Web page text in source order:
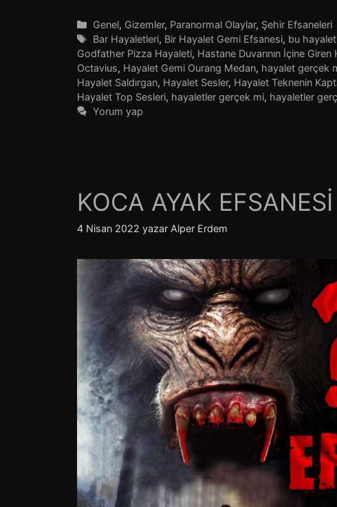
Kategoriler
Genel, Gizemler, Paranormal Olaylar, Şehir Efsaneleri
Etiketler
Bar Hayaletleri, Bir Hayalet Gemi Efsanesi, bu
Godfather Pizza Hayaleti, Hastane Duvarının İçine Giren
Octavius, Hayalet Gemi Ourang Medan, hayalet gerçek
Hayalet Saldırgan, Hayalet Sesler, Hayalet Teknenin
Hayalet Top Sesleri, hayaletler gerçek mi, hayaletler
Yorum yap
KOCA AYAK
4 Nisan 2022 yazar Alper Erdem